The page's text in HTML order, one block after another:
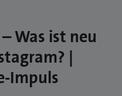
Was ist neu
|
Impuls